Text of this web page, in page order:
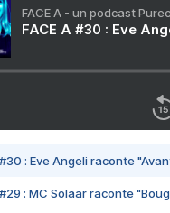
FACE A - un podcast
FACE A #30 : Eve
#30 : Eve Angeli raconte
#29 : MC Solaar raconte